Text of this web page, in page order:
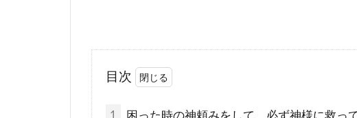
目次
1 困った時の神頼みをして、必ず神様に救っ